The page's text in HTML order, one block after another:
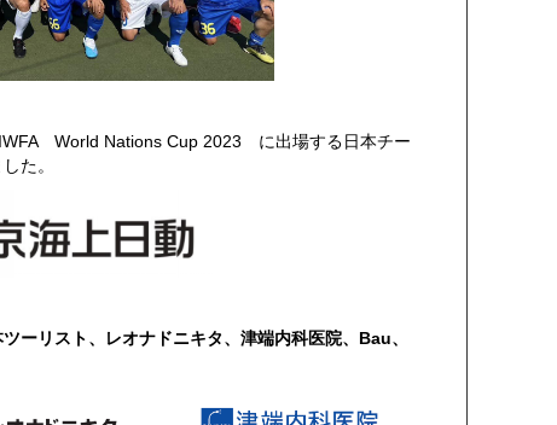
World Nations Cup 2023 に出場する日本チー
た。
ーリスト、
レオナドニキタ、津端内科医院、Bau、